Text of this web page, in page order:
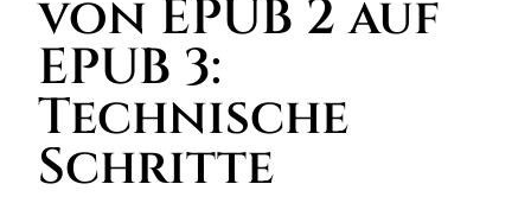
von EPUB 2 auf
EPUB 3:
Technische
Schritte